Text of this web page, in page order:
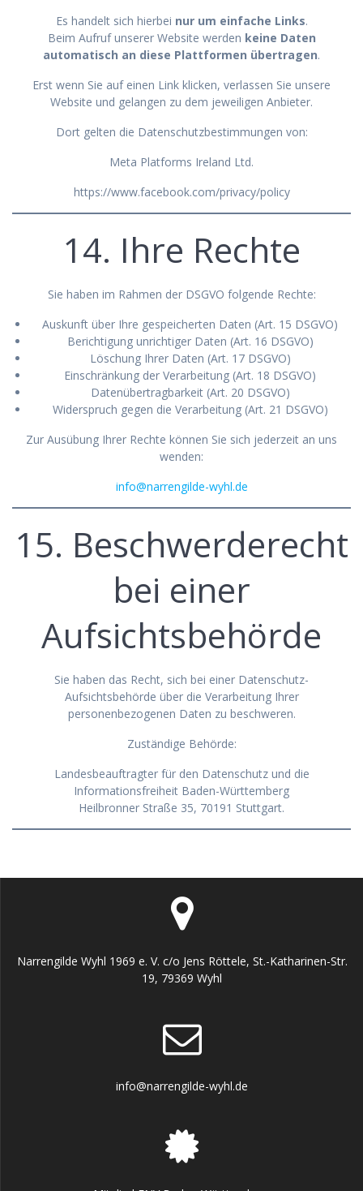
Es handelt sich hierbei nur um einfache Links.
Beim Aufruf unserer Website werden keine Daten
automatisch an diese Plattformen übertragen.
Erst wenn Sie auf einen Link klicken, verlassen Sie unsere
Website und gelangen zu dem jeweiligen Anbieter.
Dort gelten die Datenschutzbestimmungen von:
Meta Platforms Ireland Ltd.
https://www.facebook.com/privacy/policy
14. Ihre Rechte
Sie haben im Rahmen der DSGVO folgende Rechte:
Auskunft über Ihre gespeicherten Daten (Art. 15 DSGVO)
Berichtigung unrichtiger Daten (Art. 16 DSGVO)
Löschung Ihrer Daten (Art. 17 DSGVO)
Einschränkung der Verarbeitung (Art. 18 DSGVO)
Datenübertragbarkeit (Art. 20 DSGVO)
Widerspruch gegen die Verarbeitung (Art. 21 DSGVO)
Zur Ausübung Ihrer Rechte können Sie sich jederzeit an uns
wenden:
info@narrengilde-wyhl.de
15. Beschwerderecht
bei einer
Aufsichtsbehörde
Sie haben das Recht, sich bei einer Datenschutz-
Aufsichtsbehörde über die Verarbeitung Ihrer
personenbezogenen Daten zu beschweren.
Zuständige Behörde:
Landesbeauftragter für den Datenschutz und die
Informationsfreiheit Baden-Württemberg
Heilbronner Straße 35, 70191 Stuttgart.
Narrengilde Wyhl 1969 e. V. c/o Jens Röttele, St.-Katharinen-Str.
19, 79369 Wyhl
info@narrengilde-wyhl.de